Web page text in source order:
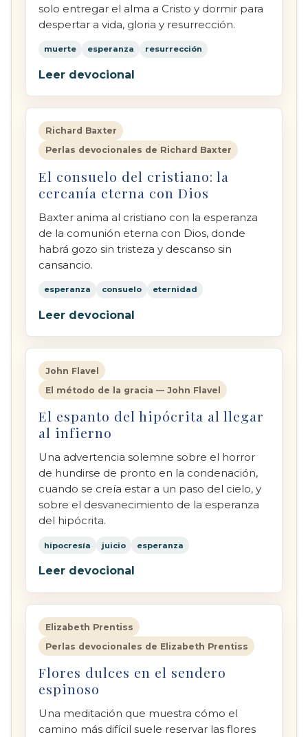
solo entregar el alma a Cristo y dormir para
despertar a vida, gloria y resurrección.
muerte esperanza resurrección
Leer devocional
Richard Baxter
Perlas devocionales de Richard Baxter
El consuelo del cristiano: la
cercanía eterna con Dios
Baxter anima al cristiano con la esperanza
de la comunión eterna con Dios, donde
habrá gozo sin tristeza y descanso sin
cansancio.
esperanza consuelo eternidad
Leer devocional
John Flavel
El método de la gracia — John Flavel
El espanto del hipócrita al llegar
al infierno
Una advertencia solemne sobre el horror
de hundirse de pronto en la condenación,
cuando se creía estar a un paso del cielo, y
sobre el desvanecimiento de la esperanza
del hipócrita.
hipocresía juicio esperanza
Leer devocional
Elizabeth Prentiss
Perlas devocionales de Elizabeth Prentiss
Flores dulces en el sendero
espinoso
Una meditación que muestra cómo el
camino más difícil suele reservar las flores